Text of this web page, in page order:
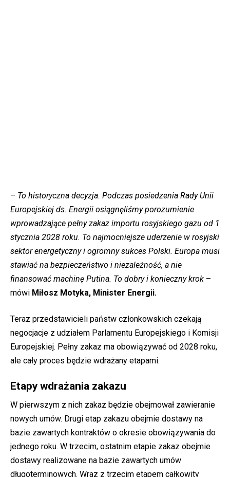
– To historyczna decyzja. Podczas posiedzenia Rady Unii
Europejskiej ds. Energii osiągnęliśmy porozumienie
wprowadzające pełny zakaz importu rosyjskiego gazu od 1
stycznia 2028 roku. To najmocniejsze uderzenie w rosyjski
sektor energetyczny i ogromny sukces Polski. Europa musi
stawiać na bezpieczeństwo i niezależność, a nie
finansować machinę Putina. To dobry i konieczny krok –
mówi Miłosz Motyka, Minister Energii.
Teraz przedstawicieli państw członkowskich czekają
negocjacje z udziałem Parlamentu Europejskiego i Komisji
Europejskiej. Pełny zakaz ma obowiązywać od 2028 roku,
ale cały proces będzie wdrażany etapami.
Etapy wdrażania zakazu
W pierwszym z nich zakaz będzie obejmował zawieranie
nowych umów. Drugi etap zakazu obejmie dostawy na
bazie zawartych kontraktów o okresie obowiązywania do
jednego roku. W trzecim, ostatnim etapie zakaz obejmie
dostawy realizowane na bazie zawartych umów
długoterminowych. Wraz z trzecim etapem całkowity